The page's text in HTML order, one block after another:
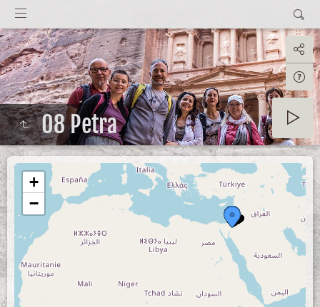
08 Petra
+
−